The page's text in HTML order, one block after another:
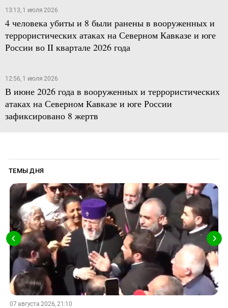
13:13, 1 июля 2026
4 человека убиты и 8 были ранены в вооруженных и
террористических атаках на Северном Кавказе и юге
России во II квартале 2026 года
12:56, 1 июля 2026
В июне 2026 года в вооруженных и террористических
атаках на Северном Кавказе и юге России
зафиксировано 8 жертв
ТЕМЫ ДНЯ
07 августа 2026, 21:10